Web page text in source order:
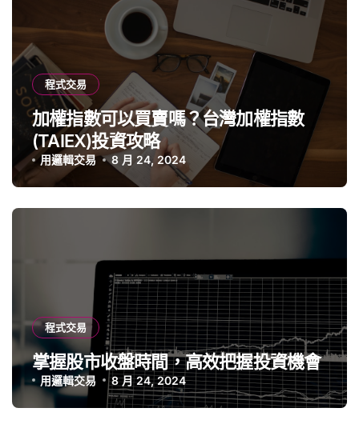
程式交易
加權指數可以買賣嗎？台灣加權指數
(TAIEX)投資攻略
用邏輯交易 8 月 24, 2024
程式交易
掌握股市收盤時間，高效把握投資機會
用邏輯交易 8 月 24, 2024